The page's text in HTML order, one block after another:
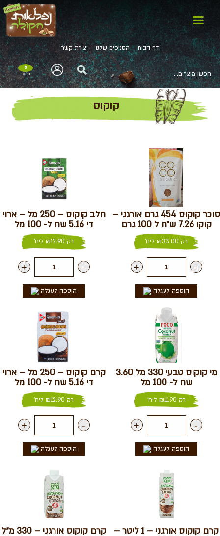
דף הבית הסניפים שלנו יצירת קשר
0
קוקוס
סוכר קוקוס 454 גרם אורגני –
קוקו 7.26 ש״ח ל 100 גרם
רק ₪33.00 ליח'
-
+
הוספה לעגלה
חלב קוקוס – 250 מל – ארוי
די 5.16 שח ל- 100 מל
רק ₪12.90 ליח'
-
+
הוספה לעגלה
מי קוקוס טבעי 330 מל 3.60
שח ל- 100 מל
רק ₪11.90 ליח'
-
+
הוספה לעגלה
קרם קוקוס – 250 מל – ארוי
די 5.16 שח ל- 100 מל
רק ₪12.90 ליח'
-
+
הוספה לעגלה
קרם קוקוס אורגני – 1 ליטר –
קרם קוקוס אורגני – 330 מ״ל